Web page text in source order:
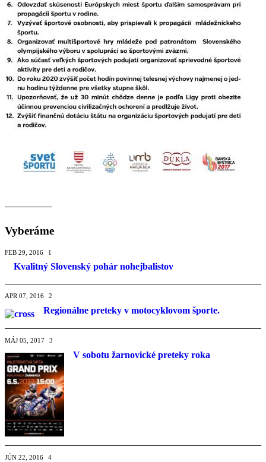
Vyberáme
FEB 29, 2016 1
Kvalitný Slovenský pohár nohejbalistov
APR 07, 2016 2
Regionálne preteky v motocyklovom športe.
MÁJ 05, 2017 3
V sobotu žarnovické preteky roka
JÚN 22, 2016 4